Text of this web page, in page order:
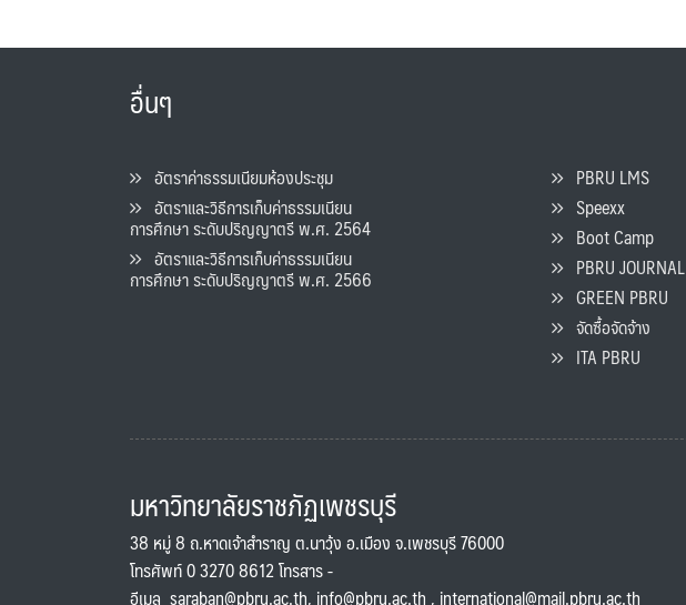
อื่นๆ
อัตราค่าธรรมเนียมห้องประชุม
อัตราและวิธีการเก็บค่าธรรมเนียน
การศึกษา ระดับปริญญาตรี พ.ศ. 2564
อัตราและวิธีการเก็บค่าธรรมเนียน
การศึกษา ระดับปริญญาตรี พ.ศ. 2566
PBRU LMS
Speexx
Boot Camp
PBRU JOURNAL
GREEN PBRU
จัดซื้อจัดจ้าง
ITA PBRU
มหาวิทยาลัยราชภัฏเพชรบุรี
38 หมู่ 8 ถ.หาดเจ้าสำราญ ต.นาวุ้ง อ.เมือง จ.เพชรบุรี 76000
โทรศัพท์ 0 3270 8612 โทรสาร -
อีเมล saraban@pbru.ac.th, info@pbru.ac.th , international@mail.pbru.ac.th